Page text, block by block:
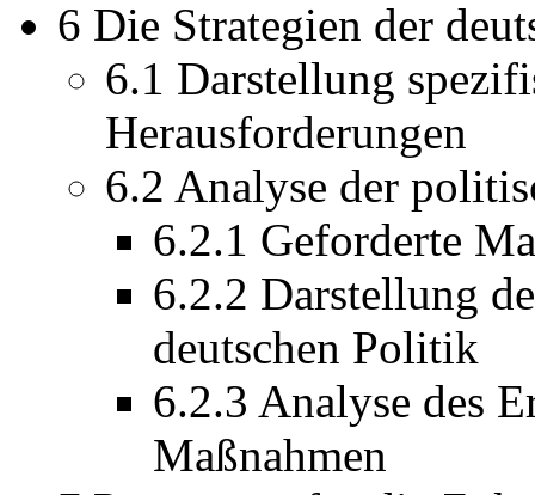
6 Die Strategien der
6.1 Darstellung
Herausforderungen
6.2 Analyse der
6.2.1 Geforderte
6.2.2 Darstellung
deutschen Politik
6.2.3 Analyse des
Maßnahmen